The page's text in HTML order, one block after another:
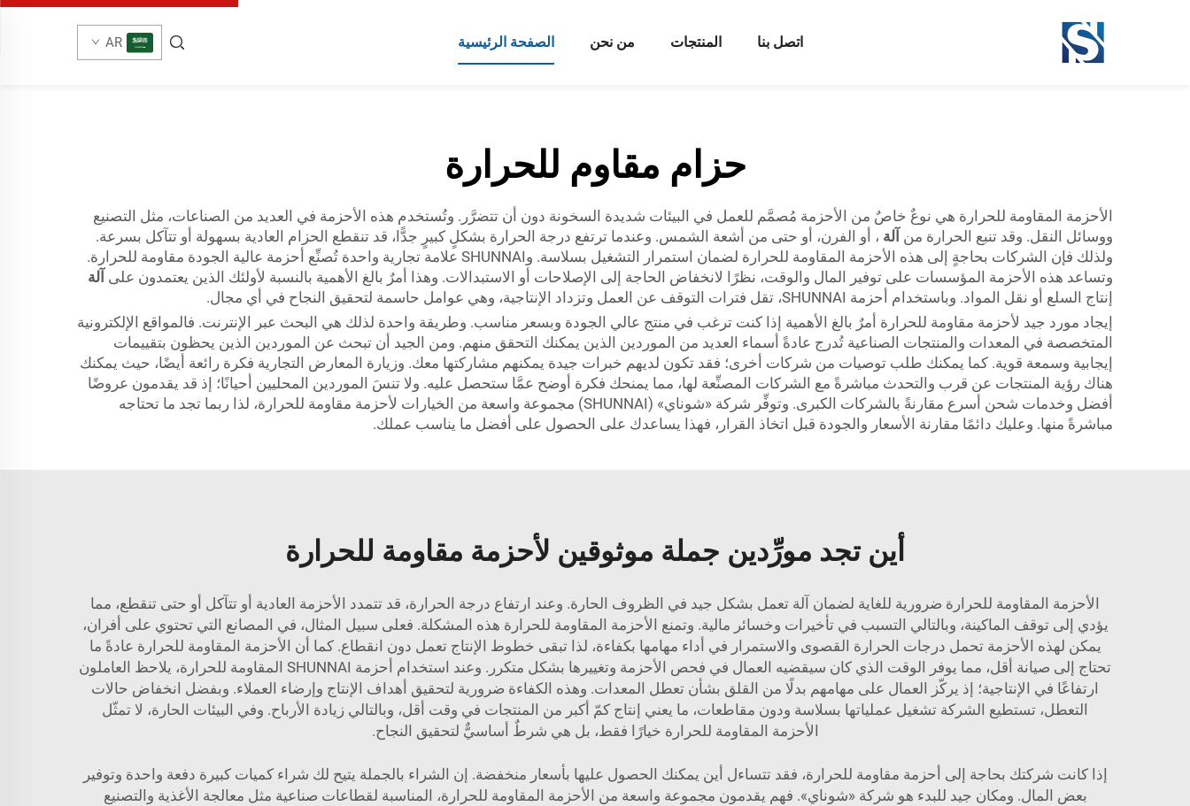
الصفحة الرئيسية من نحن المنتجات اتصل بنا AR
حزام مقاوم للحرارة
الأحزمة المقاومة للحرارة هي نوعٌ خاصٌ من الأحزمة مُصمَّم للعمل في البيئات شديدة السخونة دون أن تتضرَّر. وتُستخدم هذه الأحزمة في العديد من الصناعات، مثل التصنيع
ووسائل النقل. وقد تنبع الحرارة من آلة ، أو الفرن، أو حتى من أشعة الشمس. وعندما ترتفع درجة الحرارة بشكلٍ كبيرٍ جدًّا، قد تنقطع الحزام العادية بسهولة أو تتآكل بسرعة.
ولذلك فإن الشركات بحاجةٍ إلى هذه الأحزمة المقاومة للحرارة لضمان استمرار التشغيل بسلاسة. وSHUNNAI علامة تجارية واحدة تُصنِّع أحزمة عالية الجودة مقاومة للحرارة.
وتساعد هذه الأحزمة المؤسسات على توفير المال والوقت، نظرًا لانخفاض الحاجة إلى الإصلاحات أو الاستبدالات. وهذا أمرٌ بالغ الأهمية بالنسبة لأولئك الذين يعتمدون على آلة
إنتاج السلع أو نقل المواد. وباستخدام أحزمة SHUNNAI، تقل فترات التوقف عن العمل وتزداد الإنتاجية، وهي عوامل حاسمة لتحقيق النجاح في أي مجال.
إيجاد مورد جيد لأحزمة مقاومة للحرارة أمرٌ بالغ الأهمية إذا كنت ترغب في منتج عالي الجودة وبسعر مناسب. وطريقة واحدة لذلك هي البحث عبر الإنترنت. فالمواقع الإلكترونية
المتخصصة في المعدات والمنتجات الصناعية تُدرج عادةً أسماء العديد من الموردين الذين يمكنك التحقق منهم. ومن الجيد أن تبحث عن الموردين الذين يحظون بتقييمات
إيجابية وسمعة قوية. كما يمكنك طلب توصيات من شركات أخرى؛ فقد تكون لديهم خبرات جيدة يمكنهم مشاركتها معك. وزيارة المعارض التجارية فكرة رائعة أيضًا، حيث يمكنك
هناك رؤية المنتجات عن قرب والتحدث مباشرةً مع الشركات المصنِّعة لها، مما يمنحك فكرة أوضح عمَّا ستحصل عليه. ولا تنسَ الموردين المحليين أحيانًا؛ إذ قد يقدمون عروضًا
أفضل وخدمات شحن أسرع مقارنةً بالشركات الكبرى. وتوفِّر شركة «شوناي» (SHUNNAI) مجموعة واسعة من الخيارات لأحزمة مقاومة للحرارة، لذا ربما تجد ما تحتاجه
مباشرةً منها. وعليك دائمًا مقارنة الأسعار والجودة قبل اتخاذ القرار، فهذا يساعدك على الحصول على أفضل ما يناسب عملك.
أين تجد مورِّدين جملة موثوقين لأحزمة مقاومة للحرارة
الأحزمة المقاومة للحرارة ضرورية للغاية لضمان آلة تعمل بشكل جيد في الظروف الحارة. وعند ارتفاع درجة الحرارة، قد تتمدد الأحزمة العادية أو تتآكل أو حتى تنقطع، مما
يؤدي إلى توقف الماكينة، وبالتالي التسبب في تأخيرات وخسائر مالية. وتمنع الأحزمة المقاومة للحرارة هذه المشكلة. فعلى سبيل المثال، في المصانع التي تحتوي على أفران،
يمكن لهذه الأحزمة تحمل درجات الحرارة القصوى والاستمرار في أداء مهامها بكفاءة، لذا تبقى خطوط الإنتاج تعمل دون انقطاع. كما أن الأحزمة المقاومة للحرارة عادةً ما
تحتاج إلى صيانة أقل، مما يوفر الوقت الذي كان سيقضيه العمال في فحص الأحزمة وتغييرها بشكل متكرر. وعند استخدام أحزمة SHUNNAI المقاومة للحرارة، يلاحظ العاملون
ارتفاعًا في الإنتاجية؛ إذ يركّز العمال على مهامهم بدلًا من القلق بشأن تعطل المعدات. وهذه الكفاءة ضرورية لتحقيق أهداف الإنتاج وإرضاء العملاء. وبفضل انخفاض حالات
التعطل، تستطيع الشركة تشغيل عملياتها بسلاسة ودون مقاطعات، ما يعني إنتاج كمّ أكبر من المنتجات في وقت أقل، وبالتالي زيادة الأرباح. وفي البيئات الحارة، لا تمثّل
الأحزمة المقاومة للحرارة خيارًا فقط، بل هي شرطٌ أساسيٌّ لتحقيق النجاح.
إذا كانت شركتك بحاجة إلى أحزمة مقاومة للحرارة، فقد تتساءل أين يمكنك الحصول عليها بأسعار منخفضة. إن الشراء بالجملة يتيح لك شراء كميات كبيرة دفعة واحدة وتوفير
بعض المال. ومكان جيد للبدء هو شركة «شوناي». فهم يقدمون مجموعة واسعة من الأحزمة المقاومة للحرارة، المناسبة لقطاعات صناعية مثل معالجة الأغذية والتصنيع